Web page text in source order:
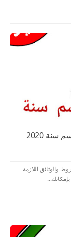
2020
2020 سنزودكم بالشروط والوثائق اللازمة